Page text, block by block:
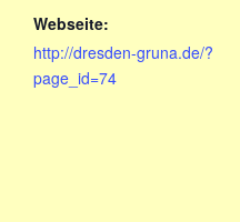
Webseite:
http://dresden-gruna.de/?
page_id=74